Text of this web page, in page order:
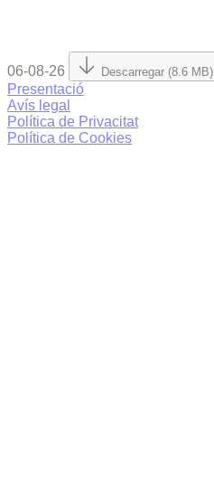
06-08-26 Descarregar (8.6 MB)
Presentació
Avís legal
Política de Privacitat
Política de Cookies